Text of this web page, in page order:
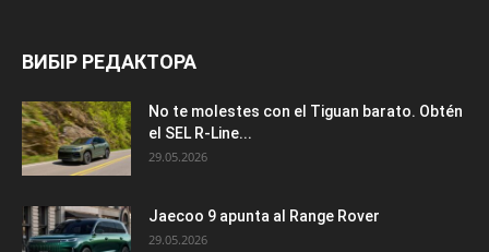
ВИБІР РЕДАКТОРА
No te molestes con el Tiguan barato. Obtén
el SEL R-Line...
29.05.2026
Jaecoo 9 apunta al Range Rover
29.05.2026